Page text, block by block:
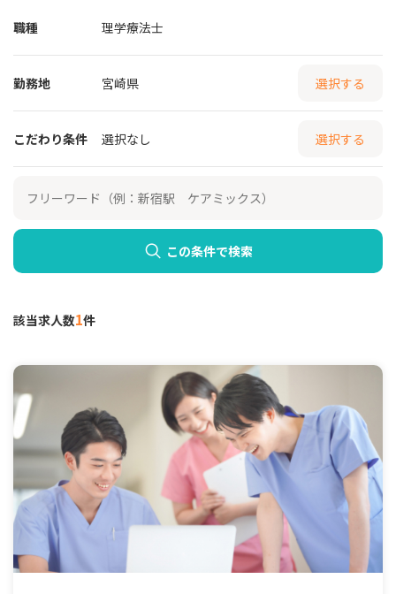
職種 理学療法士
勤務地 宮崎県 選択する
こだわり条件 選択なし 選択する
この条件で検索
該当求人数1件